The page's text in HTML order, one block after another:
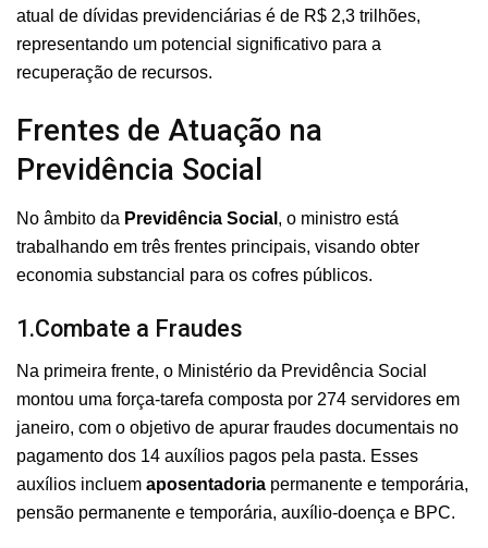
atual de dívidas previdenciárias é de R$ 2,3 trilhões,
representando um potencial significativo para a
recuperação de recursos.
Frentes de Atuação na
Previdência Social
No âmbito da Previdência Social , o ministro está
trabalhando em três frentes principais, visando obter
economia substancial para os cofres públicos.
1.Combate a Fraudes
Na primeira frente, o Ministério da Previdência Social
montou uma força-tarefa composta por 274 servidores em
janeiro, com o objetivo de apurar fraudes documentais no
pagamento dos 14 auxílios pagos pela pasta. Esses
auxílios incluem aposentadoria permanente e temporária,
pensão permanente e temporária, auxílio-doença e BPC.